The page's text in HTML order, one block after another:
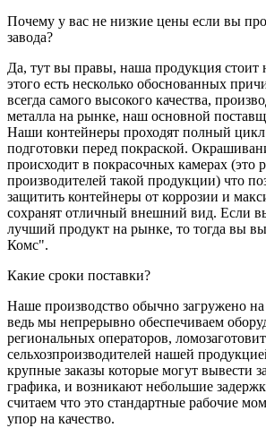
Почему у вас не низкие цены если вы
завода?
Да, тут вы правы, наша продукция стоит
этого есть несколько обоснованных
всегда самого высокого качества,
металла на рынке, наш основной
Наши контейнеры проходят полный
подготовки перед покраской.
происходит в покрасочных камерах (это
производителей такой продукции) что
защитить контейнеры от коррозии и
сохранят отличный внешний вид. Если
лучший продукт на рынке, то тогда вы
Комс".
Какие сроки поставки?
Наше производство обычно загружено
ведь мы непрерывно обеспечиваем
региональных операторов,
сельхозпроизводителей нашей
крупные заказы которые могут вывести
графика, и возникают небольшие
считаем что это стандартные рабочие
упор на качество.